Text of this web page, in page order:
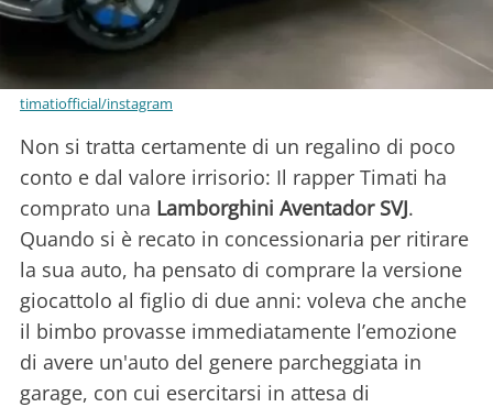
timatiofficial/instagram
Non si tratta certamente di un regalino di poco
conto e dal valore irrisorio: Il rapper Timati ha
comprato una Lamborghini Aventador SVJ.
Quando si è recato in concessionaria per ritirare
la sua auto, ha pensato di comprare la versione
giocattolo al figlio di due anni: voleva che anche
il bimbo provasse immediatamente l’emozione
di avere un'auto del genere parcheggiata in
garage, con cui esercitarsi in attesa di